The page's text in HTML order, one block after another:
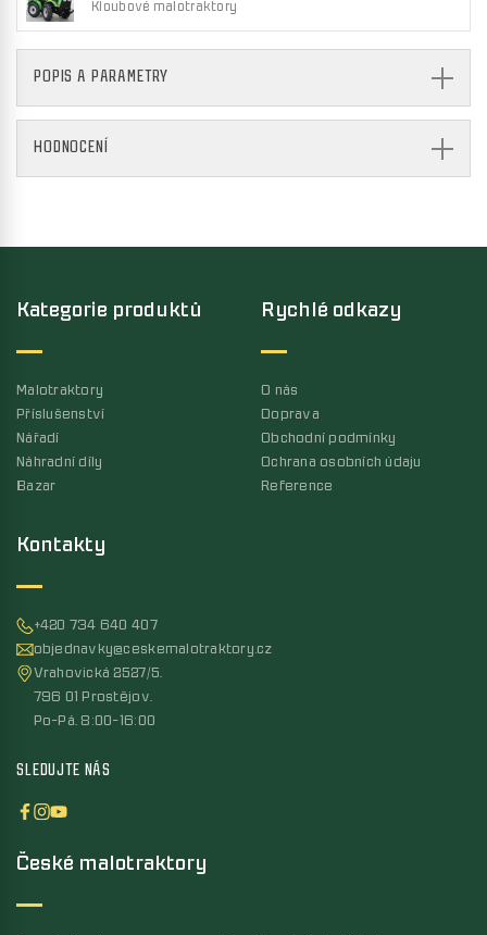
Kloubové malotraktory
POPIS A PARAMETRY
HODNOCENÍ
Kontakty
+420 734 640 407
objednavky@ceskemalotraktory.cz
Vrahovická 2527/5,
796 01 Prostějov,
Po-Pá, 8:00-16:00
SLEDUJTE NÁS
Kategorie produktů
Malotraktory
Příslušenství
Nářadí
Náhradní díly
Bazar
Rychlé odkazy
O nás
Doprava
Obchodní podmínky
Ochrana osobních údaju
Reference
České malotraktory